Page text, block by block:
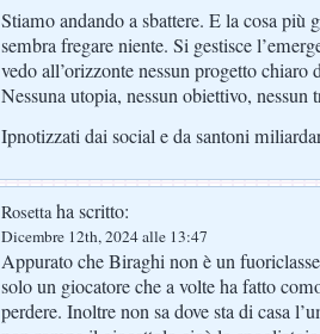
Stiamo andando a sbattere. E la cosa più
sembra fregare niente. Si gestisce
vedo all’orizzonte nessun progetto chiaro
Nessuna utopia, nessun obiettivo, nessun
Ipnotizzati dai social e da santoni
Rosettaha scritto:
Dicembre 12th, 2024 alle 13:47
Appurato che Biraghi non è un
solo un giocatore che a volte ha fatto
perdere. Inoltre non sa dove sta di casa